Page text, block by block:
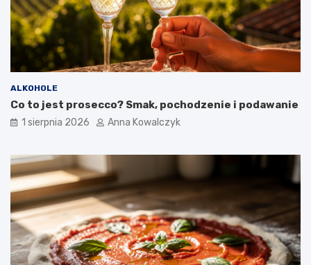
ALKOHOLE
Co to jest prosecco? Smak, pochodzenie i podawanie
1 sierpnia 2026 Anna Kowalczyk